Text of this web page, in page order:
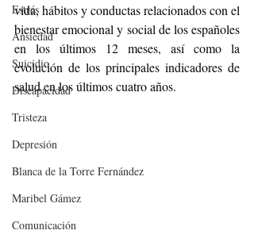
Estrés
Ansiedad
Suicidio
Discapacidad
Tristeza
Depresión
Blanca de la Torre Fernández
Maribel Gámez
Comunicación
vida, hábitos y conductas relacionados con el
bienestar emocional y social de los españoles
en los últimos 12 meses, así como la
evolución de los principales indicadores de
salud en los últimos cuatro años.